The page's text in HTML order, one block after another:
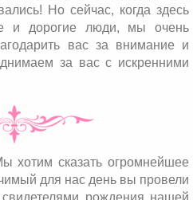
Но сейчас, когда здесь
и дорогие люди, мы очень
вас за внимание и
за вас с искренними
хотим сказать огромнейшее
для нас день вы провели
рождения нашей